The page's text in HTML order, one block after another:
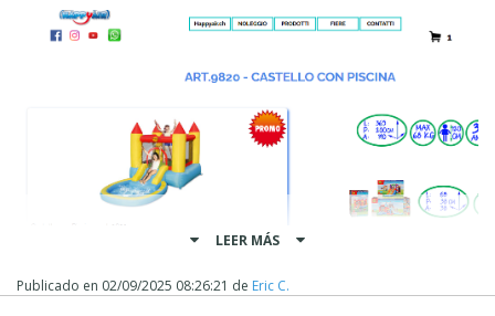
LEER MÁS
Publicado en 02/09/2025 08:26:21 de Eric C.